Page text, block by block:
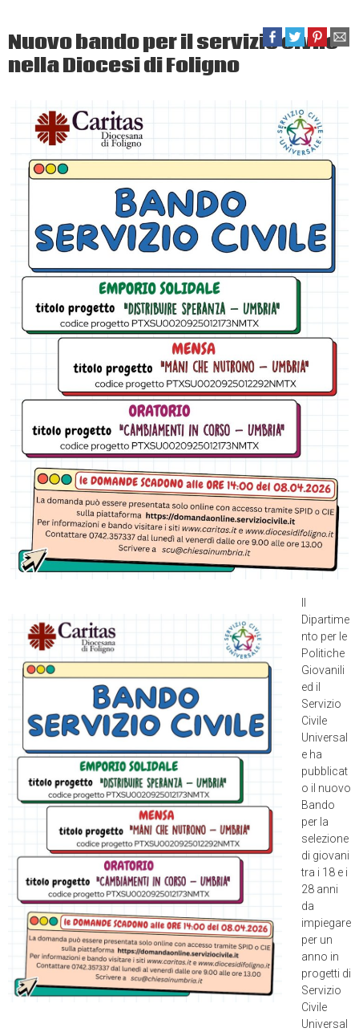
Nuovo bando per il servizio civile
nella Diocesi di Foligno
Dipartime
nto per le
Politiche
Giovanili
ed il
Servizio
Civile
Universal
e ha
pubblicat
o il nuovo
Bando
per la
selezione
di giovani
tra i 18 e i
28 anni
da
impiegare
per un
anno in
progetti di
Servizio
Civile
Universal